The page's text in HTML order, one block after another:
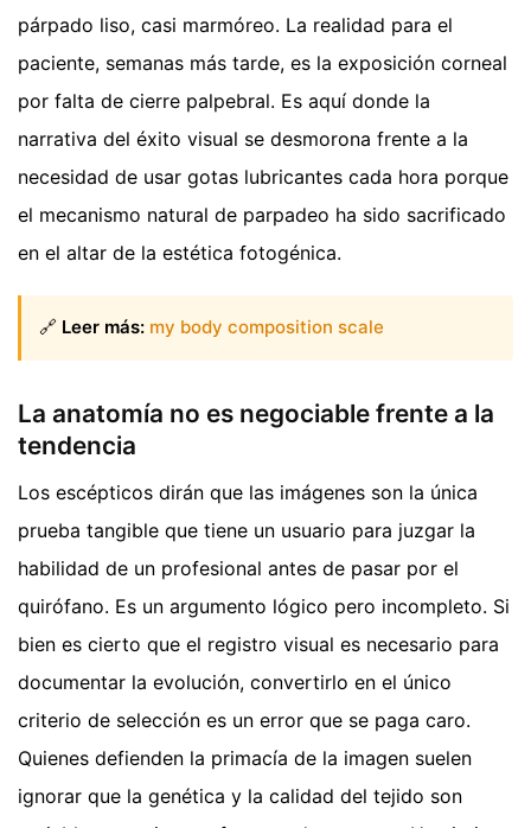
párpado liso, casi marmóreo. La realidad para el
paciente, semanas más tarde, es la exposición corneal
por falta de cierre palpebral. Es aquí donde la
narrativa del éxito visual se desmorona frente a la
necesidad de usar gotas lubricantes cada hora porque
el mecanismo natural de parpadeo ha sido sacrificado
en el altar de la estética fotogénica.
🔗 Leer más: my body composition scale
La anatomía no es negociable frente a la
tendencia
Los escépticos dirán que las imágenes son la única
prueba tangible que tiene un usuario para juzgar la
habilidad de un profesional antes de pasar por el
quirófano. Es un argumento lógico pero incompleto. Si
bien es cierto que el registro visual es necesario para
documentar la evolución, convertirlo en el único
criterio de selección es un error que se paga caro.
Quienes defienden la primacía de la imagen suelen
ignorar que la genética y la calidad del tejido son